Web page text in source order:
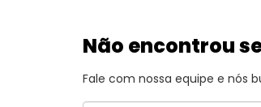
Não encontrou
Fale com nossa equipe e nós